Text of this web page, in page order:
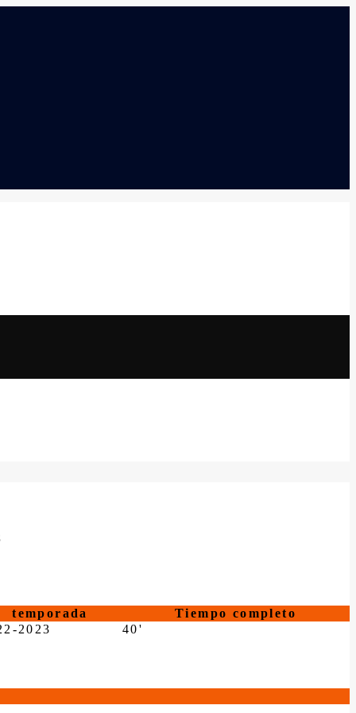
temporada
Tiempo completo
2023 40'